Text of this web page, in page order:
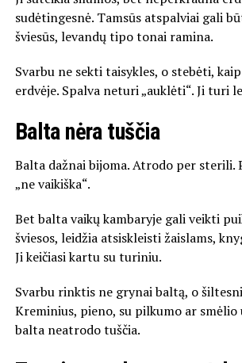
sudėtingesnė. Tamsūs atspalviai gali
šviesūs, levandų tipo tonai ramina.
Svarbu ne sekti taisykles, o stebėti,
erdvėje. Spalva neturi „auklėti“. Ji turi
Balta nėra tuščia
Balta dažnai bijoma. Atrodo per sterili.
„ne vaikiška“.
Bet balta vaikų kambaryje gali veikti
šviesos, leidžia atsiskleisti žaislams,
Ji keičiasi kartu su turiniu.
Svarbu rinktis ne grynai baltą, o
Kreminius, pieno, su pilkumo ar smėlio
balta neatrodo tuščia.